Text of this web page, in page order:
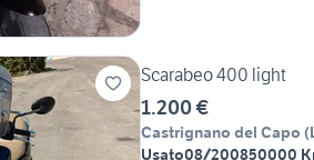
Scarabeo 400 light
1.200 €
Castrignano del Capo (
Usato08/200850000